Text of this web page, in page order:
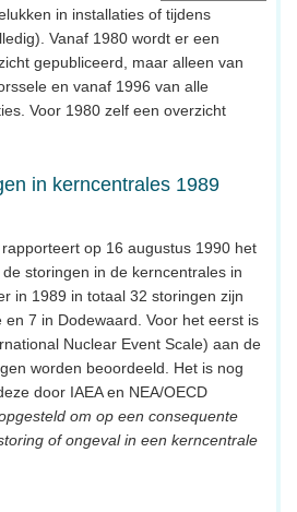
in installaties of tijdens
Vanaf 1980 wordt er een
gepubliceerd, maar alleen van
en vanaf 1996 van alle
Voor 1980 zelf een overzicht
in kerncentrales 1989
op 16 augustus 1990 het
storingen in de kerncentrales in
in 1989 in totaal 32 storingen zijn
7 in Dodewaard. Voor het eerst is
Nuclear Event Scale) aan de
worden beoordeeld. Het is nog
door IAEA en NEA/OECD
om op een consequente
of ongeval in een kerncentrale